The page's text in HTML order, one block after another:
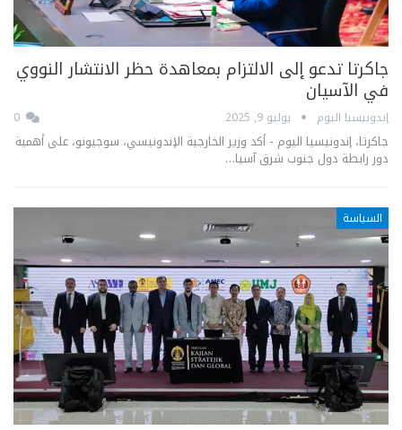
جاكرتا تدعو إلى الالتزام بمعاهدة حظر الانتشار النووي
في الآسيان
إندونيسيا اليوم يوليو 9, 2025
جاكرتا، إندونيسيا اليوم - أكد وزير الخارجية الإندونيسي، سوجيونو، على أهمية
دور رابطة دول جنوب شرق آسيا…
السياسة